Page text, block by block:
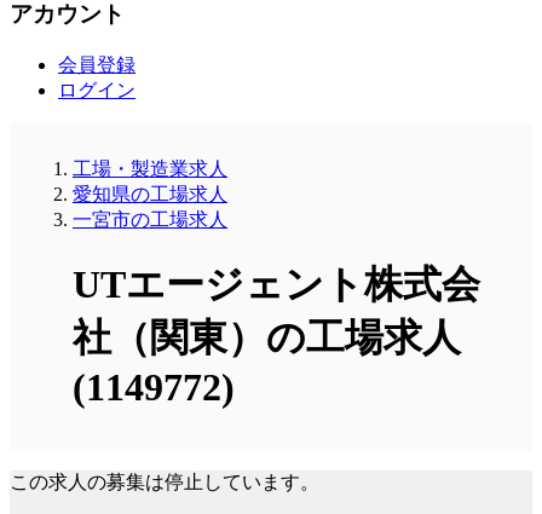
アカウント
会員登録
ログイン
工場・製造業求人
愛知県の工場求人
一宮市の工場求人
UTエージェント株式会
社（関東）の工場求人
(1149772)
この求人の募集は停止しています。